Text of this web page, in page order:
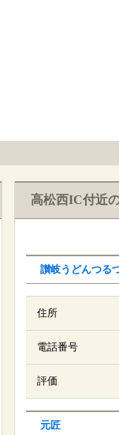
高松西IC付近
讃岐うどんつる
住所
電話番号
評価
元匠